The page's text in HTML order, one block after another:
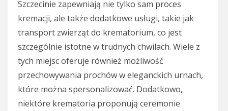
Szczecinie zapewniają nie tylko sam proces
kremacji, ale także dodatkowe usługi, takie jak
transport zwierząt do krematorium, co jest
szczególnie istotne w trudnych chwilach. Wiele z
tych miejsc oferuje również możliwość
przechowywania prochów w eleganckich urnach,
które można spersonalizować. Dodatkowo,
niektóre krematoria proponują ceremonie